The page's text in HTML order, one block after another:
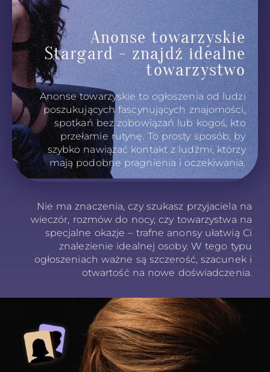
Anonse towarzyskie
Stargard - znajdź idealne
towarzystwo
Anonse towarzyskie to ogłoszenia od ludzi
poszukujących fascynujących znajomości,
spotkań bez zobowiązań lub kogoś, kto
przełamie rutynę. To prosty sposób, by
szybko nawiązać kontakt z ludźmi, którzy
mają podobne pragnienia i oczekiwania.
Nie ma znaczenia, czy szukasz przyjaciela na
wieczór, rozmów do nocy, czy towarzystwa na
specjalne okazje – trafne anonsy ułatwią Ci
znalezienie idealnej osoby. W tego typu
ogłoszeniach ważne są szczerość, szacunek i
otwartość na nowe doświadczenia.